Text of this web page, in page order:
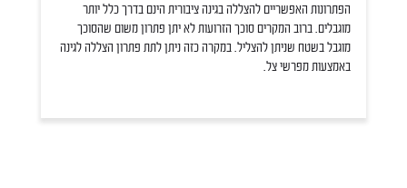
הפתרונות האפשריים להצללה בגינה ציבורית הינם בדרך כלל יותר
מוגבלים. ברוב המקרים סוכך הזרועות לא יתן פתרון משום שהסוכך
מוגבל בשטח שניתן להצליל. במקרה כזה ניתן לתת פתרון הצללה לגינה
באמצעות מפרשי צל.